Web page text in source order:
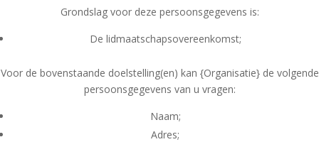
Grondslag voor deze persoonsgegevens is:
De lidmaatschapsovereenkomst;
Voor de bovenstaande doelstelling(en) kan {Organisatie} de volgende
persoonsgegevens van u vragen:
Naam;
Adres;